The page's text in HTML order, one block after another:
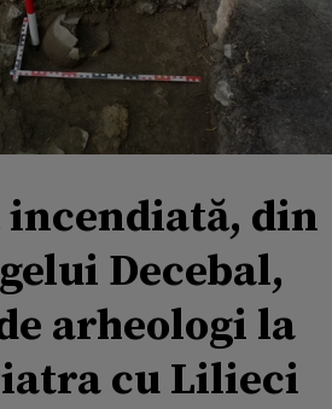
incendiată, din
Decebal,
arheologi la
cu Lilieci